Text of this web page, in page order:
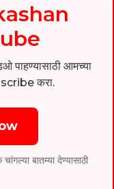
पाहण्यासाठी आमच्या
करा.
बातम्या देण्यासाठी